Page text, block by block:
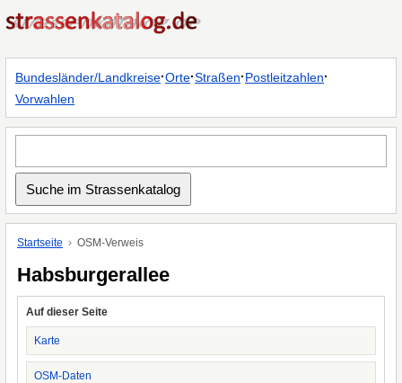
Bundesländer/Landkreise·Orte·Straßen·Postleitzahlen·
Vorwahlen
Startseite OSM-Verweis
Habsburgerallee
Auf dieser Seite
Karte
OSM-Daten